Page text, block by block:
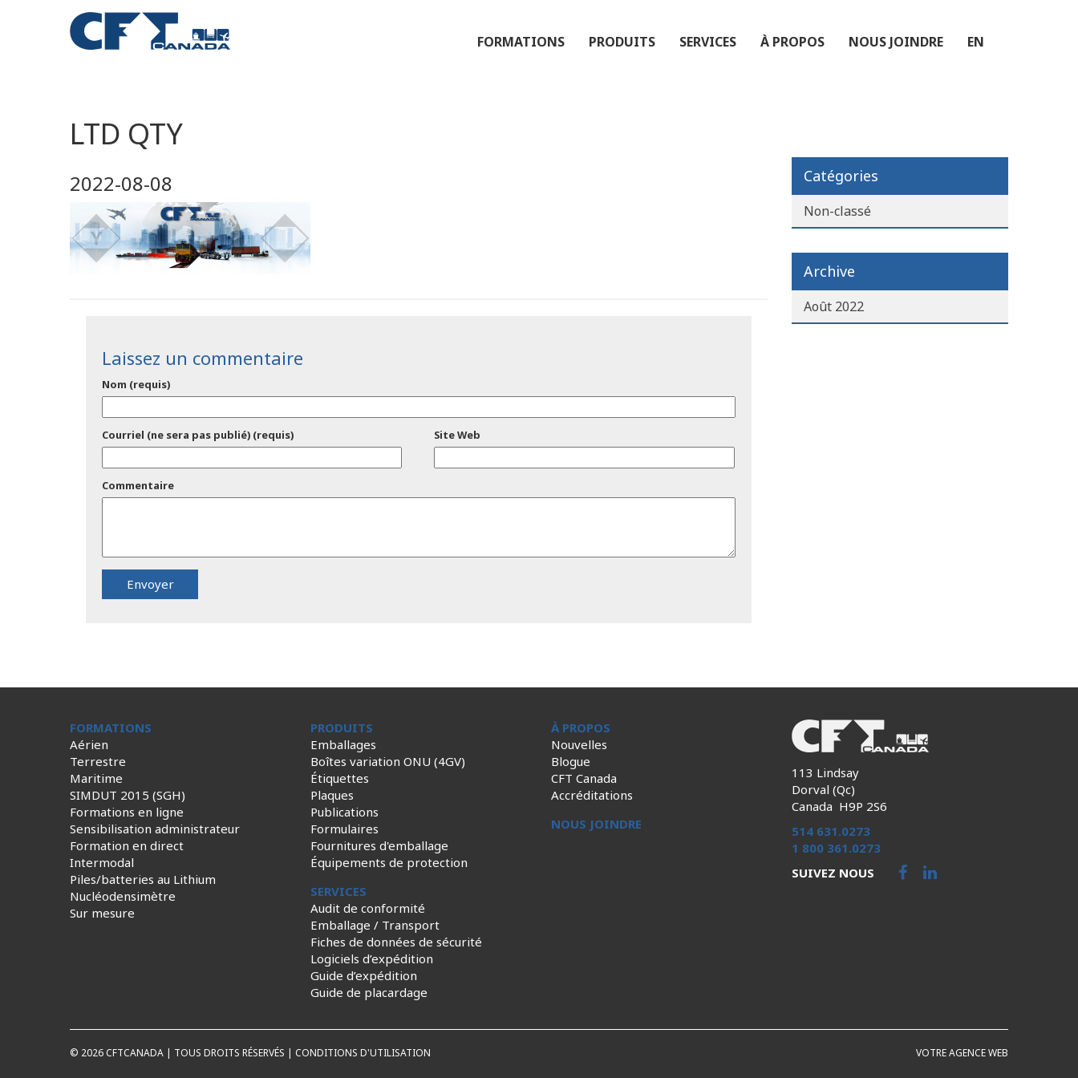
FORMATIONS PRODUITS SERVICES À PROPOS NOUS JOINDRE EN
LTD QTY
2022-08-08
Laissez un commentaire
Nom (requis)
Courriel (ne sera pas publié) (requis) Site Web
Commentaire
Catégories
Non-classé
Archive
Août 2022
FORMATIONS
Aérien
Terrestre
Maritime
SIMDUT 2015 (SGH)
Formations en ligne
Sensibilisation administrateur
Formation en direct
Intermodal
Piles/batteries au Lithium
Nucléodensimètre
Sur mesure
PRODUITS
Emballages
Boîtes variation ONU (4GV)
Étiquettes
Plaques
Publications
Formulaires
Fournitures d'emballage
Équipements de protection
SERVICES
Audit de conformité
Emballage / Transport
Fiches de données de sécurité
Logiciels d’expédition
Guide d’expédition
Guide de placardage
À PROPOS
Nouvelles
Blogue
CFT Canada
Accréditations
NOUS JOINDRE
113 Lindsay
Dorval (Qc)
Canada H9P 2S6
514 631.0273
1 800 361.0273
SUIVEZ NOUS
© 2026 CFTCANADA | TOUS DROITS RÉSERVÉS | CONDITIONS D'UTILISATION VOTRE AGENCE WEB